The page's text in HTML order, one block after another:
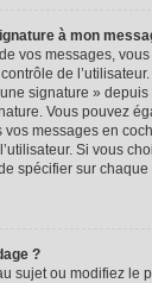
à mon
vos messages, vous
de
signature »
Vous pouvez
messages en
Si vous
spécifier sur
?
sujet ou modifiez le